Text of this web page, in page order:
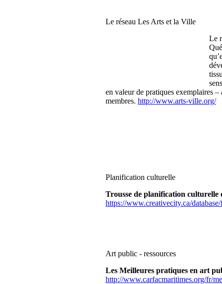
Le réseau Les Arts et la Ville
Le
en valeur de pratiques exemplaires
membres. http://www.arts-ville.org/
Planification culturelle
Trousse de planification culturelle
https://www.creativecity.ca/
Art public - ressources
Les Meilleures pratiques en art
http://www.carfacmaritimes.org/fr/